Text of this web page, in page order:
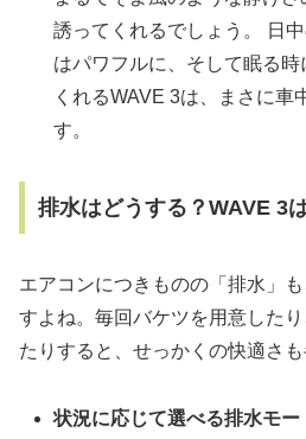
誘ってくれるでしょう。 日
はパワフルに、そして眠る
くれるWAVE 3は、まさに車
す。
排水はどうする？WAVE 3
エアコンにつきものの「排水」
すよね。毎回バケツを用意した
たりすると、せっかくの快適さも
状況に応じて選べる排水モー